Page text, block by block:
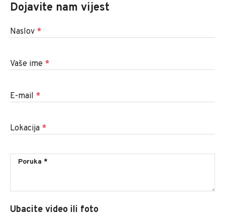
Dojavite nam vijest
Naslov *
Vaše ime *
E-mail *
Lokacija *
Ubacite video ili foto